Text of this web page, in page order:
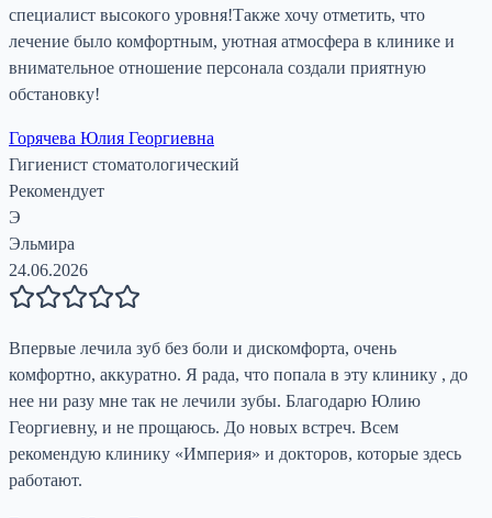
специалист высокого уровня!Также хочу отметить, что
лечение было комфортным, уютная атмосфера в клинике и
внимательное отношение персонала создали приятную
обстановку!
Горячева Юлия Георгиевна
Гигиенист стоматологический
Рекомендует
Э
Эльмира
24.06.2026
Впервые лечила зуб без боли и дискомфорта, очень
комфортно, аккуратно. Я рада, что попала в эту клинику , до
нее ни разу мне так не лечили зубы. Благодарю Юлию
Георгиевну, и не прощаюсь. До новых встреч. Всем
рекомендую клинику «Империя» и докторов, которые здесь
работают.